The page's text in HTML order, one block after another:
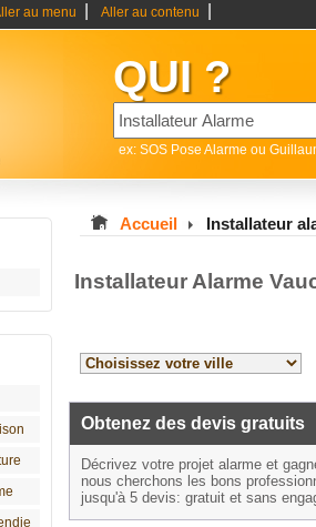
au menu Aller au contenu
QUI ?
ex: SOS Pose Alarme ou
Accueil Installateur
Installateur Alarme
Obtenez des devis gratuits
Décrivez votre projet alarme et
nous cherchons les bons
jusqu'à 5 devis: gratuit et sans